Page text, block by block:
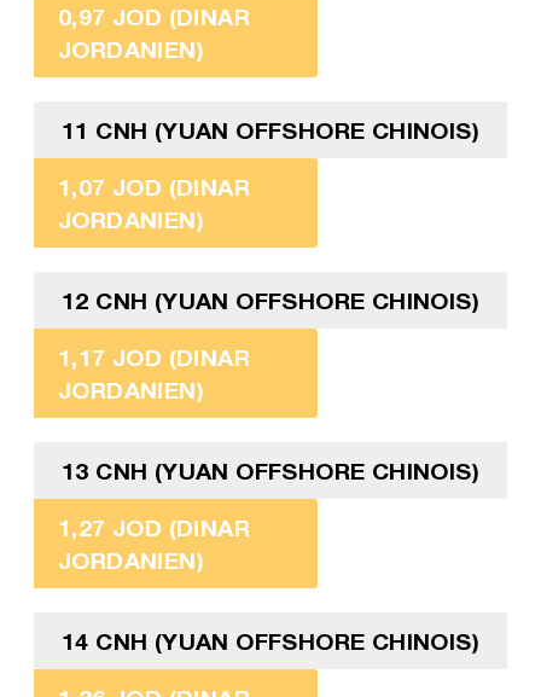
0,97 JOD (DINAR
JORDANIEN)
11 CNH (YUAN OFFSHORE CHINOIS)
1,07 JOD (DINAR
JORDANIEN)
12 CNH (YUAN OFFSHORE CHINOIS)
1,17 JOD (DINAR
JORDANIEN)
13 CNH (YUAN OFFSHORE CHINOIS)
1,27 JOD (DINAR
JORDANIEN)
14 CNH (YUAN OFFSHORE CHINOIS)